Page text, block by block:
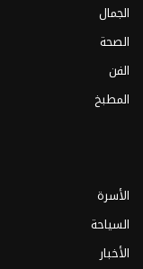
الجمال
الصحة
الفن
المطبخ
الأسرة
السياحة
الأخبار